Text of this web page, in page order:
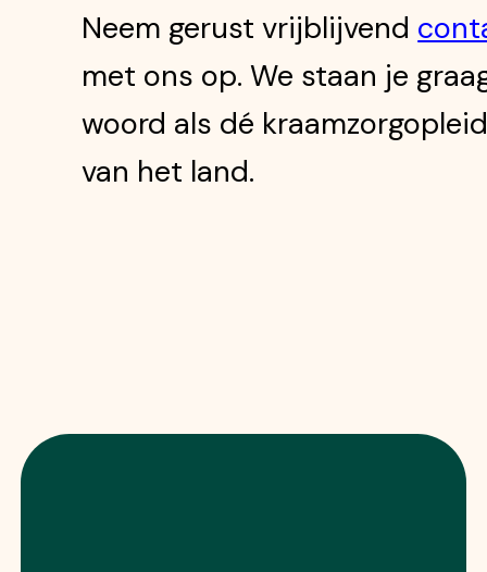
Neem gerust vrijblijvend
met ons op. We staan je
woord als dé
van het land.